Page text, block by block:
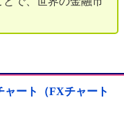
ート（FXチャート